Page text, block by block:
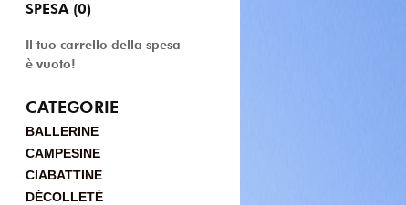
SPESA (0)
Il tuo carrello della spesa
è vuoto!
CATEGORIE
BALLERINE
CAMPESINE
CIABATTINE
DÉCOLLETÉ